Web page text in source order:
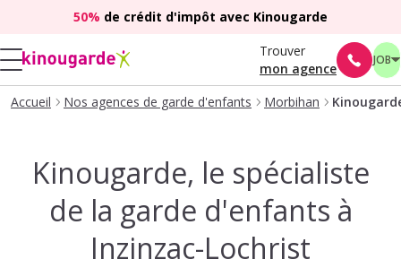
50% de crédit d'impôt avec Kinougarde
Trouver
mon agence
JOB
Accueil Nos agences de garde d'enfants Morbihan
Kinougarde, le spécialiste
de la garde d'enfants à
Inzinzac-Lochrist